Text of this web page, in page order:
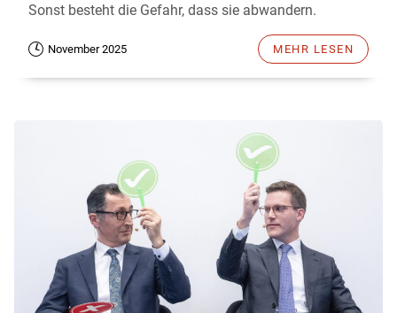
Sonst besteht die Gefahr, dass sie abwandern.
November 2025 MEHR LESEN